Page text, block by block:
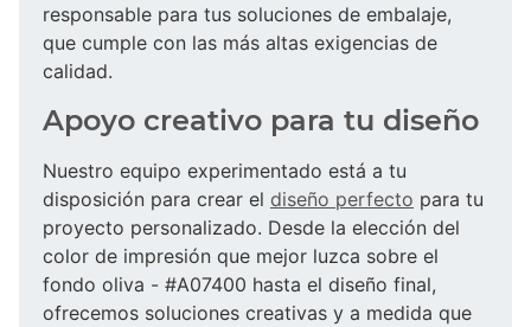
responsable para tus soluciones de embalaje,
que cumple con las más altas exigencias de
calidad.
Apoyo creativo para tu diseño
Nuestro equipo experimentado está a tu
disposición para crear el diseño perfecto para tu
proyecto personalizado. Desde la elección del
color de impresión que mejor luzca sobre el
fondo oliva - #A07400 hasta el diseño final,
ofrecemos soluciones creativas y a medida que